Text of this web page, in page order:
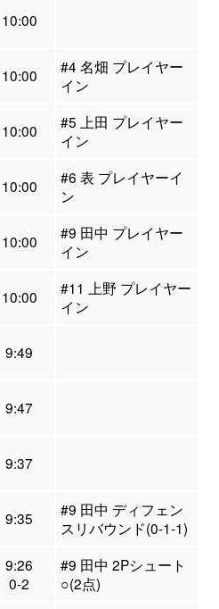
10:00
10:00
#4 名畑 プレイヤー
イン
10:00
#5 上田 プレイヤー
イン
10:00
#6 表 プレイヤーイ
ン
10:00
#9 田中 プレイヤー
イン
10:00
#11 上野 プレイヤー
イン
9:49
9:47
9:37
9:35
#9 田中 ディフェン
スリバウンド(0-1-1)
9:26
0-2
#9 田中 2Pシュート
○(2点)